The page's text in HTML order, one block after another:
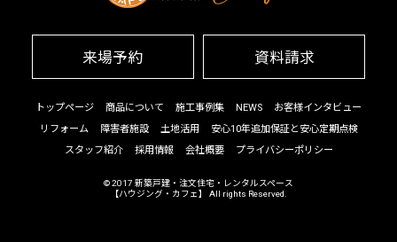
来場予約 資料請求
トップページ 商品について 施工事例集 NEWS
お客様インタビュー
リフォーム
障害者施設 土地活用
安心10年追加保証と安心定期点検
スタッフ紹介
採用情報 会社概要 プライバシーポリシー
© 2017 新築戸建・注文住宅・レンタルスペース
【ハウジング・カフェ】
All rights Reserved.